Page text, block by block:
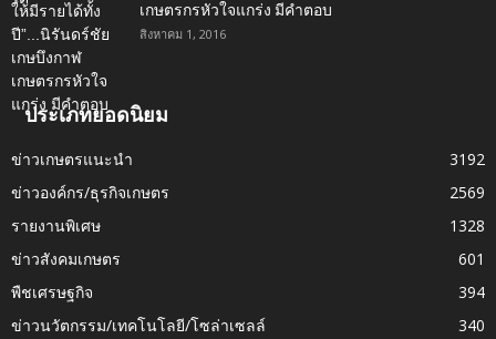
เกษตรกรหัวใจแกร่ง มีคำตอบ
สิงหาคม 1, 2016
ประเภทยอดนิยม
ข่าวเกษตรแนะนำ
3192
ข่าวองค์กร/ธุรกิจเกษตร
2569
รายงานพิเศษ
1328
ข่าวสังคมเกษตร
601
พืชเศรษฐกิจ
394
ข่าวนวัตกรรม/เทคโนโลยี/โซล่าเซลล์
340